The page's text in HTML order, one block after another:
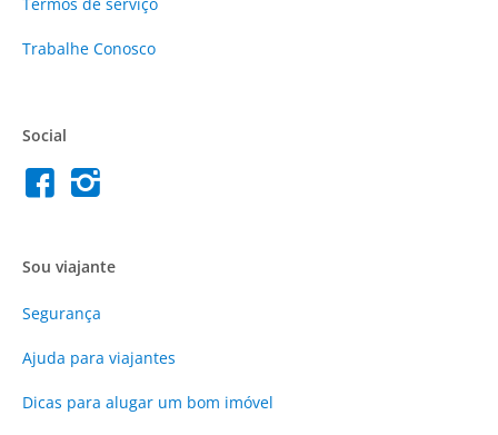
Trabalhe Conosco
Social
Sou viajante
Segurança
Ajuda para viajantes
Dicas para alugar um bom imóvel